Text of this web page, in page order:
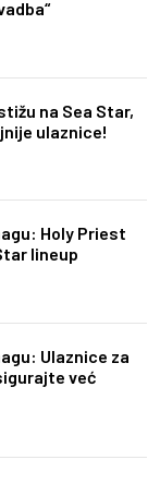
na Sea Star,
ulaznice!
Holy Priest
lineup
Ulaznice za
već